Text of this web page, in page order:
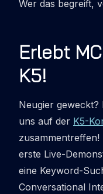
Wer das begreift,
Erlebt
K5!
Neugier geweckt?
uns auf der K5-
erste Live-
eine Keyword-
Conversational